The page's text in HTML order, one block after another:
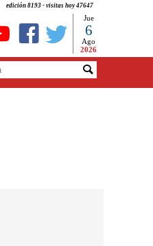
edición 8193 - visitas hoy 47647
Jue
6
Ago
2026